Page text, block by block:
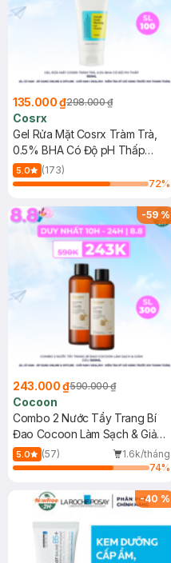
135.000 ₫298.000 ₫
Cosrx
Gel Rửa Mặt Cosrx Tràm Trà,
0.5% BHA Có Độ pH Thấp
150ml
5.0
(173)
72%
-59%
243.000 ₫590.000 ₫
Cocoon
Combo 2 Nước Tẩy Trang Bí
Đao Cocoon Làm Sạch & Giảm
Dầu 500ml
5.0 (57)
1.6k/tháng
74%
-40 %